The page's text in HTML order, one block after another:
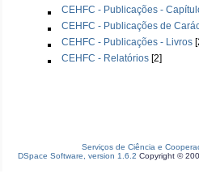
CEHFC - Publicações -
CEHFC - Publicações de
CEHFC - Publicações - Livros
CEHFC - Relatórios [2]
Serviços de Ciência e
DSpace Software, version 1.6.2 Copyright ©